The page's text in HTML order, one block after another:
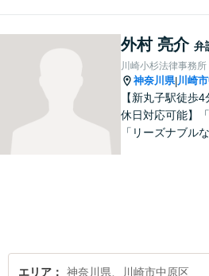
外村 亮介 弁
川崎小杉法律事務所
神奈川県|川崎
【新丸子駅徒歩
休日対応可能】
「リーズナブル
ご相談ください。
エリア 神奈川県、川崎市中原区